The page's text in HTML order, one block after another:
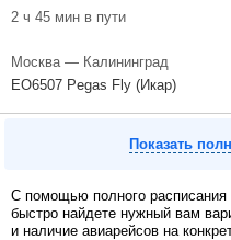
2 ч 45 мин в пути
Москва — Калининград
EO6507 Pegas Fly (Икар)
Показать
С помощью полного
быстро найдете нужный вам
и наличие авиарейсов на